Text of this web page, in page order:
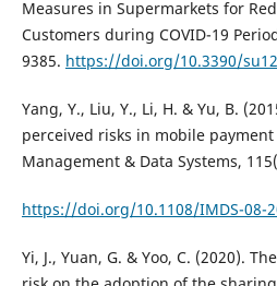
Measures in Supermarkets for
Customers during COVID-19
9385. https://doi.org/10.3390/
Yang, Y., Liu, Y., Li, H. & Yu, B.
perceived risks in mobile
Management & Data Systems,
https://doi.org/10.1108/IMDS-08-
Yi, J., Yuan, G. & Yoo, C. (2020).